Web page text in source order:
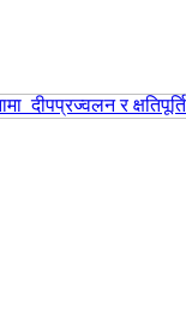
दीपप्रज्वलन र